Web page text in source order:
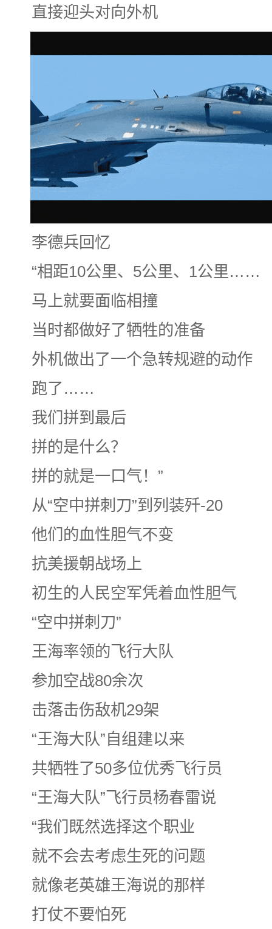
直接迎头对向外机
李德兵回忆
“相距10公里、5公里、1公里……
马上就要面临相撞
当时都做好了牺牲的准备
外机做出了一个急转规避的动作
跑了……
我们拼到最后
拼的是什么？
拼的就是一口气！”
从“空中拼刺刀”到列装歼-20
他们的血性胆气不变
抗美援朝战场上
初生的人民空军凭着血性胆气
“空中拼刺刀”
王海率领的飞行大队
参加空战80余次
击落击伤敌机29架
“王海大队”自组建以来
共牺牲了50多位优秀飞行员
“王海大队”飞行员杨春雷说
“我们既然选择这个职业
就不会去考虑生死的问题
就像老英雄王海说的那样
打仗不要怕死